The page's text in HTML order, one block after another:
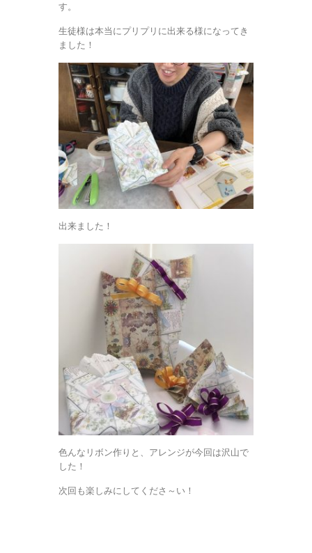
す。
生徒様は本当にプリプリに出来る様になってき
ました！
出来ました！
色んなリボン作りと、アレンジが今回は沢山で
した！
次回も楽しみにしてくださ～い！